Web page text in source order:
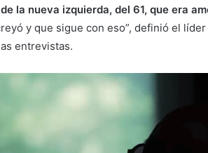
la nueva izquierda, del 61, que era
y que sigue con eso”, definió el
entrevistas.